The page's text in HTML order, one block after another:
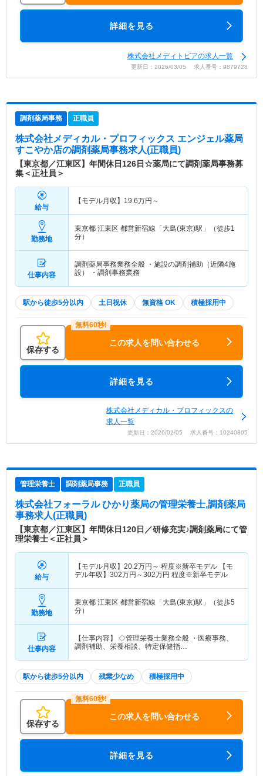
詳細を見る
株式会社メディトピアの求人一覧
更新日：2026/03/05 求人番号：9879728
調剤薬局事務 正職員
株式会社メディカル・プロフィックス エンジェル薬局
すこやか店の調剤薬局事務求人(正職員)
【東京都／江東区】年間休日126日☆薬局にて調剤薬局事務募
集＜正社員＞
給与
【モデル月収】 19.6万円～
勤務地
東京都 江東区 都営新宿線「大島(東京)駅」（徒歩1
分）
仕事内容
調剤薬局事務業務全般 ・施設の調剤補助（近隣4施
設） ・調剤事務業務
駅から徒歩5分以内 土日祝休 無資格 OK 積極採用中
保存する
この求人を問い合わせる
詳細を見る
株式会社メディカル・プロフィックスの
求人一覧
更新日：2026/02/05 求人番号：10240805
管理栄養士 調剤薬局事務 正職員
株式会社フォーラル ひかり薬局の管理栄養士,調剤薬局
事務求人(正職員)
【東京都／江東区】年間休日120日／研修充実♪調剤薬局にて管
理栄養士＜正社員＞
給与
【モデル月収】 20.2万円～ 程度※新卒モデル 【モ
デル年収】 302万円～302万円 程度※新卒モデル
勤務地
東京都 江東区 都営新宿線「大島(東京)駅」（徒歩5
分）
仕事内容
【仕事内容】 ◇管理栄養士業務全般 ・医療事務、
調剤補助、栄養相談、特定保健指…
駅から徒歩5分以内 残業少なめ 積極採用中
保存する
この求人を問い合わせる
詳細を見る